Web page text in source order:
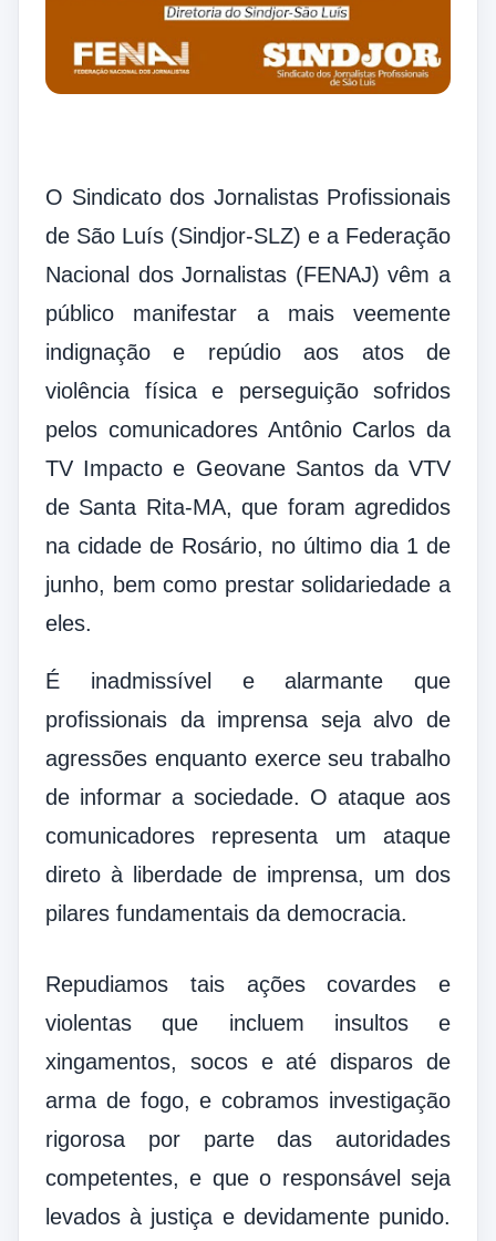
O Sindicato dos Jornalistas Profissionais
de São Luís (Sindjor-SLZ) e a Federação
Nacional dos Jornalistas (FENAJ) vêm a
público manifestar a mais veemente
indignação e repúdio aos atos de
violência física e perseguição sofridos
pelos comunicadores Antônio Carlos da
TV Impacto e Geovane Santos da VTV
de Santa Rita-MA, que foram agredidos
na cidade de Rosário, no último dia 1 de
junho, bem como prestar solidariedade a
eles.
É inadmissível e alarmante que
profissionais da imprensa seja alvo de
agressões enquanto exerce seu trabalho
de informar a sociedade. O ataque aos
comunicadores representa um ataque
direto à liberdade de imprensa, um dos
pilares fundamentais da democracia.
Repudiamos tais ações covardes e
violentas que incluem insultos e
xingamentos, socos e até disparos de
arma de fogo, e cobramos investigação
rigorosa por parte das autoridades
competentes, e que o responsável seja
levados à justiça e devidamente punido.